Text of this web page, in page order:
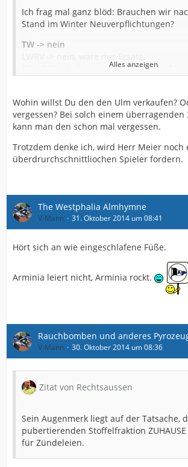
Ich frag mal ganz blöd: Brauchen wir
Stand im Winter Neuverpflichtungen?
TW -> nein
IV -> ? Hornig kommt zurück, Salger,
paar flexible sollte reichen
LM/RM -> Mast/Lorenz und Hemlein/
8er -> Müller, Kluge, Brinkmann, Testroet
10er brauchen wir nicht wirklich
Klos/Testroet -> glaube nicht an
zurücklegen und Schulden verringern.
Wenn sich jmd verletzt oder zB
Testroet wechseln würden, bräuchte
Ersatz.
Alles anzeigen
Wohin willst Du den den Ulm verkaufen?
vergessen? Bei solch einem überragenden
kann man den schon mal vergessen.
Trotzdem denke ich, wird Herr Meier noch
überdrurchschnittliochen Spieler fordern.
The Westphalia Almhymne
V-Mann 31. Oktober 2014 um 08:41
Hört sich an wie eingeschlafene Füße.
Arminia leiert nicht, Arminia rockt.
Rauchbomben und anderes
V-Mann 30. Oktober 2014 um 08:36
Zitat von Rechtsaussen
Sein Augenmerk liegt auf der Tatsache,
pubertierenden Stoffelfraktion
für Zündeleien.